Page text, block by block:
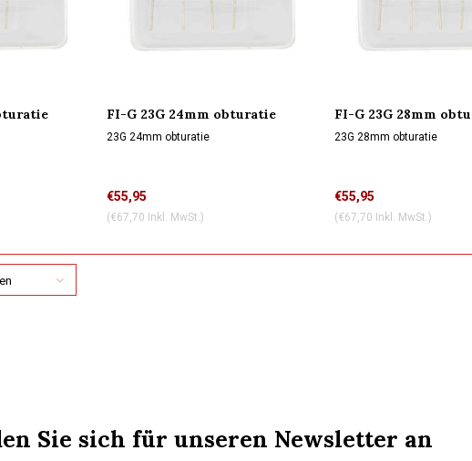
FI-G 23G 24mm obturatie
23G 24mm obturatie
€55,95
(€67,70 Inkl. MwSt.)
FI-G 23G 28mm
23G 28mm obturatie
€55,95
(€67,70 Inkl. MwSt.)
Sie sich für unseren Newsletter an